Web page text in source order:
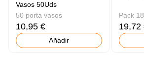
Vasos 50Uds
50 porta vasos
10,95 €
Añadir
Pack
19,72